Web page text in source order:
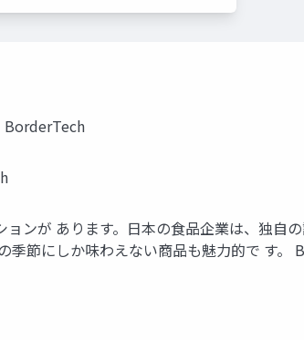
BorderTech
ンが あります。日本の食品企業は、独自
季節にしか味わえない商品も魅力的で す。